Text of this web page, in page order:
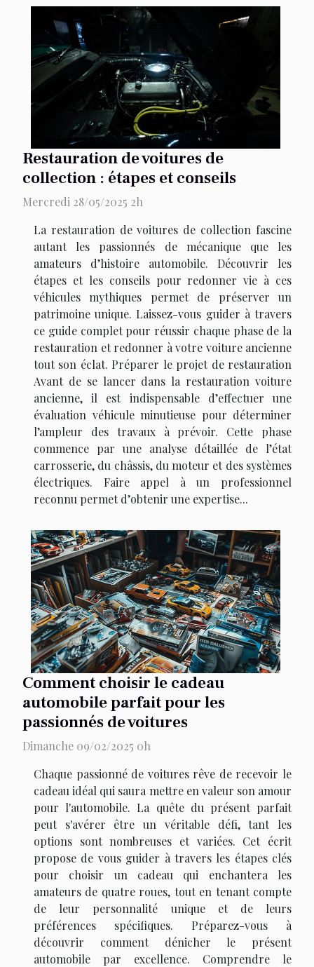
Restauration de voitures de
collection : étapes et conseils
Mercredi 28/05/2025 2h
La restauration de voitures de collection fascine
autant les passionnés de mécanique que les
amateurs d’histoire automobile. Découvrir les
étapes et les conseils pour redonner vie à ces
véhicules mythiques permet de préserver un
patrimoine unique. Laissez-vous guider à travers
ce guide complet pour réussir chaque phase de la
restauration et redonner à votre voiture ancienne
tout son éclat. Préparer le projet de restauration
Avant de se lancer dans la restauration voiture
ancienne, il est indispensable d’effectuer une
évaluation véhicule minutieuse pour déterminer
l’ampleur des travaux à prévoir. Cette phase
commence par une analyse détaillée de l’état
carrosserie, du châssis, du moteur et des systèmes
électriques. Faire appel à un professionnel
reconnu permet d’obtenir une expertise...
Comment choisir le cadeau
automobile parfait pour les
passionnés de voitures
Dimanche 09/02/2025 0h
Chaque passionné de voitures rêve de recevoir le
cadeau idéal qui saura mettre en valeur son amour
pour l'automobile. La quête du présent parfait
peut s'avérer être un véritable défi, tant les
options sont nombreuses et variées. Cet écrit
propose de vous guider à travers les étapes clés
pour choisir un cadeau qui enchantera les
amateurs de quatre roues, tout en tenant compte
de leur personnalité unique et de leurs
préférences spécifiques. Préparez-vous à
découvrir comment dénicher le présent
automobile par excellence. Comprendre le